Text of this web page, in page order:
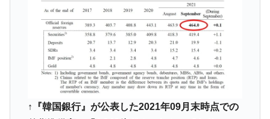
日本の誇る海洋資源調査船『白嶺』は先進技術の
夏の甲子園、優勝校を最も多く輩出している都道
府県とは？
今話題の「楽天ライオンズ」とは？
Fact1 奇跡の毛色「白毛馬」とは？
↑『韓国銀行』が公表した2021年09月末時点での